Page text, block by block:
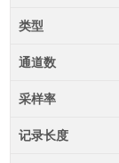
类型
通道数
采样率
记录长度